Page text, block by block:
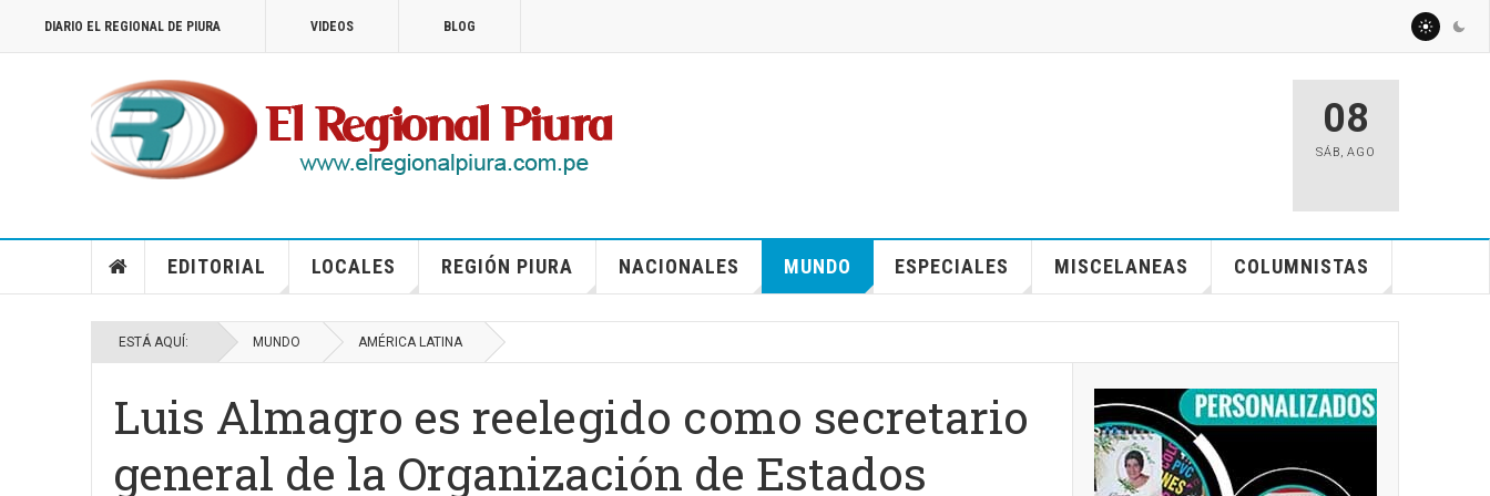
DIARIO EL REGIONAL DE PIURA VIDEOS BLOG
08
SÁB, AGO
EDITORIAL LOCALES REGIÓN PIURA NACIONALES MUNDO ESPECIALES MISCELANEAS COLUMNISTAS
ESTÁ AQUÍ: MUNDO AMÉRICA LATINA
Luis Almagro es reelegido como secretario
general de la Organización de Estados